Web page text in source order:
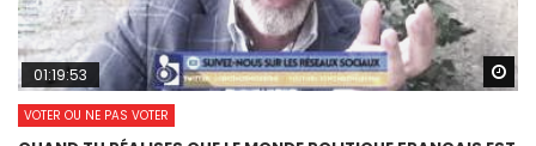
01:19:53
VOTER OU NE PAS VOTER